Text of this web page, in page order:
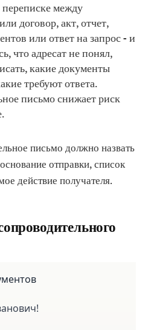
между
договор, акт, отчет,
или ответ на запрос - и
что адресат не понял,
какие документы
требуют ответа.
письмо снижает риск
письмо должно назвать
отправки, список
действие получателя.